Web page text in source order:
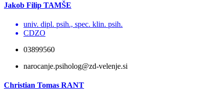
Jakob Filip TAMŠE
univ. dipl. psih., spec. klin. psih.
CDZO
03899560
narocanje.psiholog@zd-velenje.si
Christian Tomas RANT